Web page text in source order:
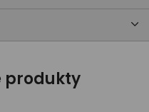
produkty